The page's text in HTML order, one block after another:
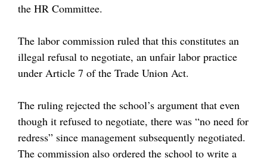
the HR Committee.
The labor commission ruled that this constitutes an
illegal refusal to negotiate, an unfair labor practice
under Article 7 of the Trade Union Act.
The ruling rejected the school’s argument that even
though it refused to negotiate, there was “no need for
redress” since management subsequently negotiated.
The commission also ordered the school to write a